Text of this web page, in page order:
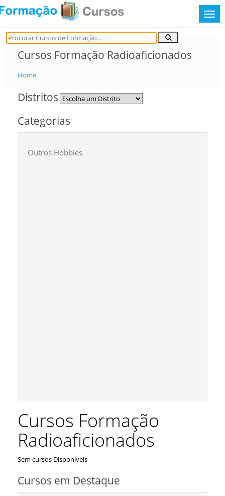
Cursos Formação Radioaficionados
Home
Distritos
Categorias
Outros Hobbies
Cursos Formação
Radioaficionados
Sem cursos Disponiveis
Cursos em Destaque